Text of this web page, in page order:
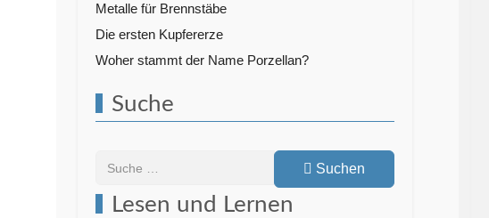
Metalle für Brennstäbe
Die ersten Kupfererze
Woher stammt der Name Porzellan?
Suche
Suchen
Suchen
Lesen und Lernen